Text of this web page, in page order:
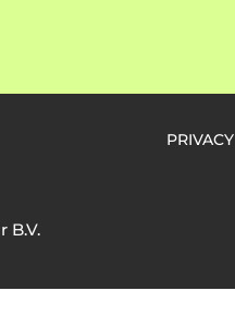
PRIVACY
B.V.